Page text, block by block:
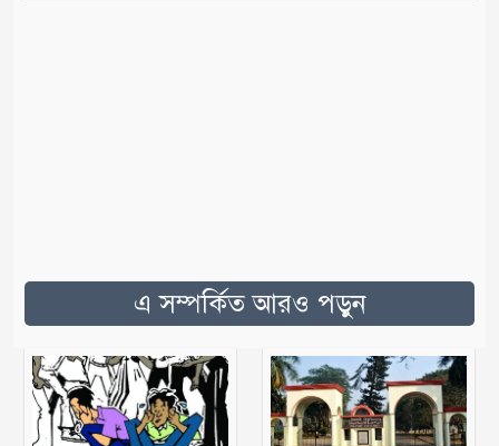
এ সম্পর্কিত আরও পড়ুন